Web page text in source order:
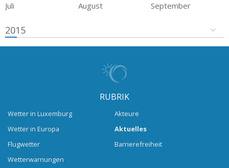
Juli
August September
2015
RUBRIK
Wetter in Luxemburg
Wetter in Europa
Flugwetter
Wetterwarnungen
Akteure
Aktuelles
Barrierefreiheit